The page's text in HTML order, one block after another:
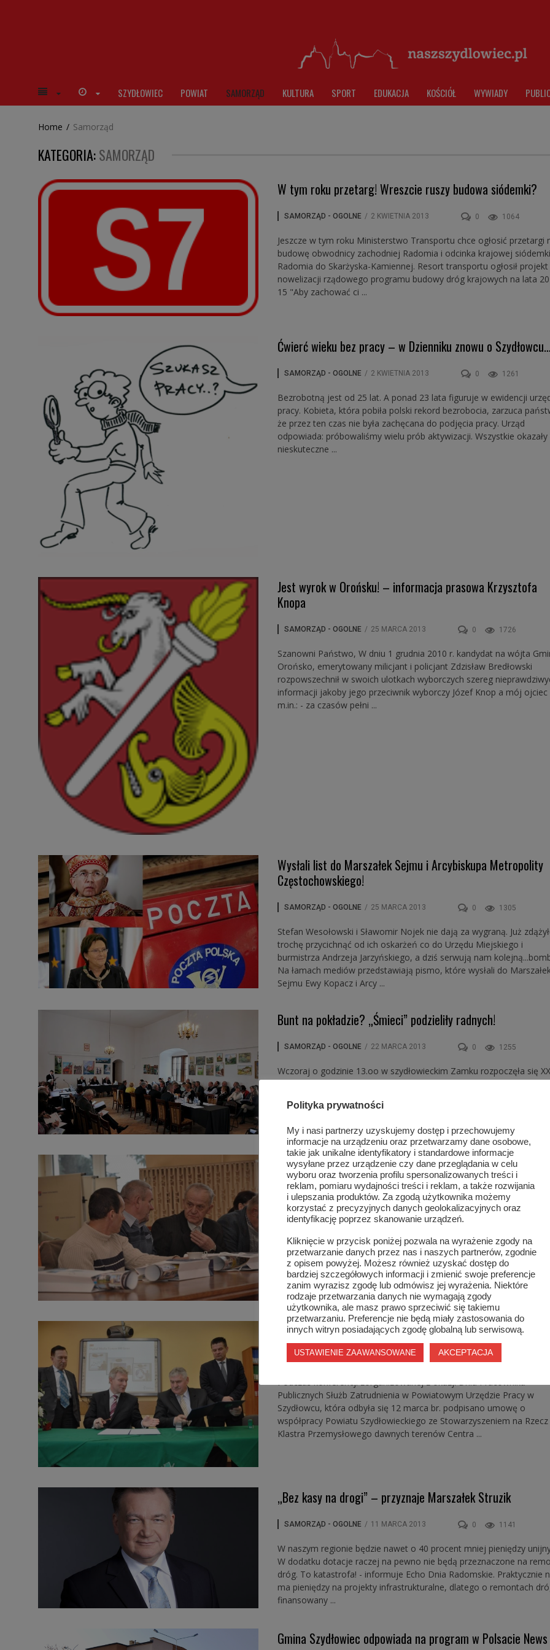
SZYDŁOWIEC POWIAT SAMORZĄD KULTURA SPORT EDUKACJA KOŚCIÓŁ WYWIADY
Home / Samorząd
KATEGORIA:SAMORZĄD
W tym roku przetarg! Wreszcie ruszy budowa siódemki?
SAMORZĄD - OGOLNE / 2 KWIETNIA 2013 0 1064
Jeszcze w tym roku Ministerstwo Transportu chce ogłosić przetargi
budowę obwodnicy zachodniej Radomia i odcinka krajowej
Radomia do Skarżyska-Kamiennej. Resort transportu ogłosił projekt
nowelizacji rządowego programu budowy dróg krajowych na lata
15 "Aby zachować ci ...
Ćwierć wieku bez pracy – w Dzienniku znowu o Szydłowcu…
SAMORZĄD - OGOLNE / 2 KWIETNIA 2013 0 1261
Bezrobotną jest od 25 lat. A ponad 23 lata figuruje w ewidencji
pracy. Kobieta, która pobiła polski rekord bezrobocia, zarzuca
że przez ten czas nie była zachęcana do podjęcia pracy. Urząd
odpowiada: próbowaliśmy wielu prób aktywizacji. Wszystkie okazały
nieskuteczne ...
Jest wyrok w Orońsku! – informacja prasowa Krzysztofa
Knopa
SAMORZĄD - OGOLNE / 25 MARCA 2013 0 1726
Szanowni Państwo, W dniu 1 grudnia 2010 r. kandydat na wójta
Orońsko, emerytowany milicjant i policjant Zdzisław Bredłowski
rozpowszechnił w swoich ulotkach wyborczych szereg
informacji jakoby jego przeciwnik wyborczy Józef Knop a mój ojciec
m.in.: - za czasów pełni ...
Wysłali list do Marszałek Sejmu i Arcybiskupa Metropolity
Częstochowskiego!
SAMORZĄD - OGOLNE / 25 MARCA 2013 0 1305
Stefan Wesołowski i Sławomir Nojek nie dają za wygraną. Już
trochę przycichnąć od ich oskarżeń co do Urzędu Miejskiego i
burmistrza Andrzeja Jarzyńskiego, a dziś serwują nam
Na łamach mediów przedstawiają pismo, które wysłali do
Sejmu Ewy Kopacz i Arcy ...
Bunt na pokładzie? „Śmieci” podzieliły radnych!
SAMORZĄD - OGOLNE / 22 MARCA 2013 0 1255
Wczoraj o godzinie 13.oo w szydłowieckim Zamku rozpoczęła się
sesja Rady Miejskiej. Już kilka dni przed sesją po Szydłowcu krążyły
grupy ośmiu radnych, bunt miał dotyczyć tzw. "ustawy śmieciowej".
Konferencja dla sołtysów
SAMORZĄD - OGOLNE / 21 MARCA 2013 1304
Po raz kolejny na zaproszenie Starosty Szydłowieckiego
konferencję 20 marca br., które odbyło się w sali konferencyjnej
Starostwa Powiatowego w Szydłowcu. Tym razem tematem
konferencji był problem wyp ...
Współpraca z Klastrem Przemysłowym nawiązana
SAMORZĄD - OGOLNE / 14 MARCA 2013 0
Podczas konferencji zorganizowanej z okazji Dnia Pracownika
Publicznych Służb Zatrudnienia w Powiatowym Urzędzie Pracy w
Szydłowcu, która odbyła się 12 marca br. podpisano umowę o
współpracy Powiatu Szydłowieckiego ze Stowarzyszeniem na Rzecz
Klastra Przemysłowego dawnych terenów Centra ...
„Bez kasy na drogi” – przyznaje Marszałek Struzik
SAMORZĄD - OGOLNE / 11 MARCA 2013 0 1141
W naszym regionie będzie nawet o 40 procent mniej pieniędzy
W dodatku dotacje raczej na pewno nie będą przeznaczone na
dróg. To katastrofa! - informuje Echo Dnia Radomskie. Praktycznie
ma pieniędzy na projekty infrastrukturalne, dlatego o remontach
finansowany ...
Gmina Szydłowiec odpowiada na program w Polsacie News
Polityka prywatności
My i nasi partnerzy uzyskujemy dostęp i przechowujemy
informacje na urządzeniu oraz przetwarzamy dane osobowe,
takie jak unikalne identyfikatory i standardowe informacje
wysyłane przez urządzenie czy dane przeglądania w celu
wyboru oraz tworzenia profilu spersonalizowanych treści i
reklam, pomiaru wydajności treści i reklam, a także rozwijania
i ulepszania produktów. Za zgodą użytkownika możemy
korzystać z precyzyjnych danych geolokalizacyjnych oraz
identyfikację poprzez skanowanie urządzeń.
Kliknięcie w przycisk poniżej pozwala na wyrażenie zgody na
przetwarzanie danych przez nas i naszych partnerów, zgodnie
z opisem powyżej. Możesz również uzyskać dostęp do
bardziej szczegółowych informacji i zmienić swoje preferencje
zanim wyrazisz zgodę lub odmówisz jej wyrażenia. Niektóre
rodzaje przetwarzania danych nie wymagają zgody
użytkownika, ale masz prawo sprzeciwić się takiemu
przetwarzaniu. Preferencje nie będą miały zastosowania do
innych witryn posiadających zgodę globalną lub serwisową.
USTAWIENIE ZAAWANSOWANE AKCEPTACJA